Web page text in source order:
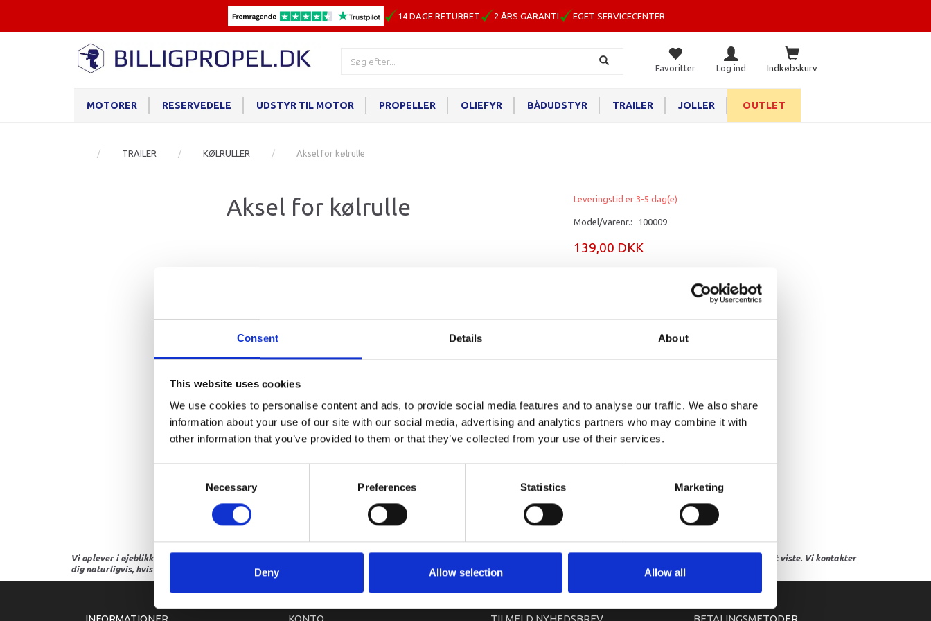
Consent Details About
This website uses cookies
We use cookies to personalise content and ads, to provide social media features and to analyse our traffic. We also share
information about your use of our site with our social media, advertising and analytics partners who may combine it with
other information that you’ve provided to them or that they’ve collected from your use of their services.
Necessary Preferences Statistics Marketing
Deny Allow selection Allow all
14 DAGE RETURRET 2 ÅRS GARANTI EGET SERVICECENTER
Indkøbskurv
Favoritter Log ind
MOTORER RESERVEDELE UDSTYR TIL MOTOR PROPELLER OLIEFYR BÅDUDSTYR TRAILER JOLLER OUTLET
TRAILER KØLRULLER Aksel for kølrulle
Aksel for kølrulle Leveringstid er 3-5 dag(e)
Model/varenr.: 100009
139,00 DKK
Aksel for kølrulle, 15MM F/200
Vi oplever i øjeblikket store og hyppige prisændringer i markedet. Derfor kan der i enkelte tilfælde være produkter, som ikke kan leveres, eller hvor prisen afviger fra det viste. Vi kontakter
dig naturligvis, hvis dette er tilfældet.
INFORMATIONER KONTO TILMELD NYHEDSBREV BETALINGSMETODER